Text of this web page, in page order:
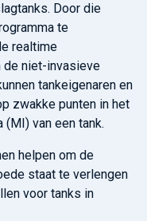
Door die
te
realtime
de niet-invasieve
tankeigenaren en
zwakke punten in het
van een tank.
helpen om de
staat te verlengen
voor tanks in